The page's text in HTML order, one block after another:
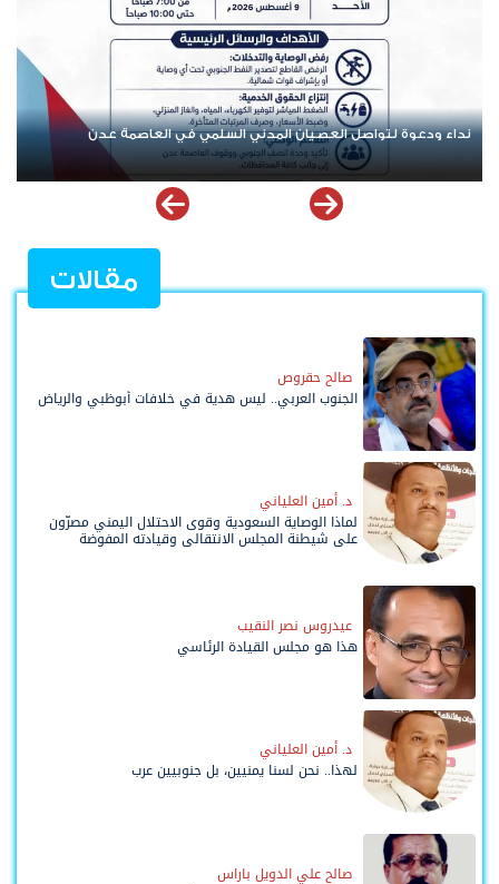
تنفيذية انتقالي العاصمة عدن تدعو الجماهير للمشاركة في الوقفة
التضامنية مع المعتقل البطل معين المقرحي
مقالات
صالح حقروص
الجنوب العربي.. ليس هدية في خلافات أبوظبي والرياض
د. أمين العلياني
لماذا الوصاية السعودية وقوى الاحتلال اليمني مصرّون
على شيطنة المجلس الانتقالي وقيادته المفوضة
عيدروس نصر النقيب
هذا هو مجلس القيادة الرئاسي
د. أمين العلياني
لهذا.. نحن لسنا يمنيين، بل جنوبيين عرب
صالح علي الدويل باراس